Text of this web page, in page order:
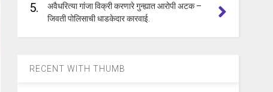
5.
अवैधरित्या गांजा विक्री करणारे गुन्ह्यात आरोपी अटक –
जिवती पोलिसाची धाडकेदार कारवाई.
RECENT WITH THUMB